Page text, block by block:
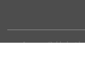
Leonore-